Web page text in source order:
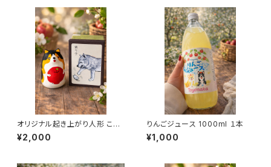
オリジナル起き上がり人形 こぎ
りんご
¥2,000
りんごジュース 1000ml １本
¥1,000